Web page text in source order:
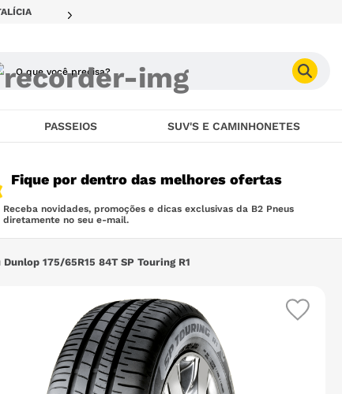
PASSEIOS SUV'S E CAMINHONETES
Fique por dentro das melhores ofertas
Receba novidades, promoções e dicas exclusivas da B2 Pneus
diretamente no seu e-mail.
Dunlop 175/65R15 84T SP Touring R1